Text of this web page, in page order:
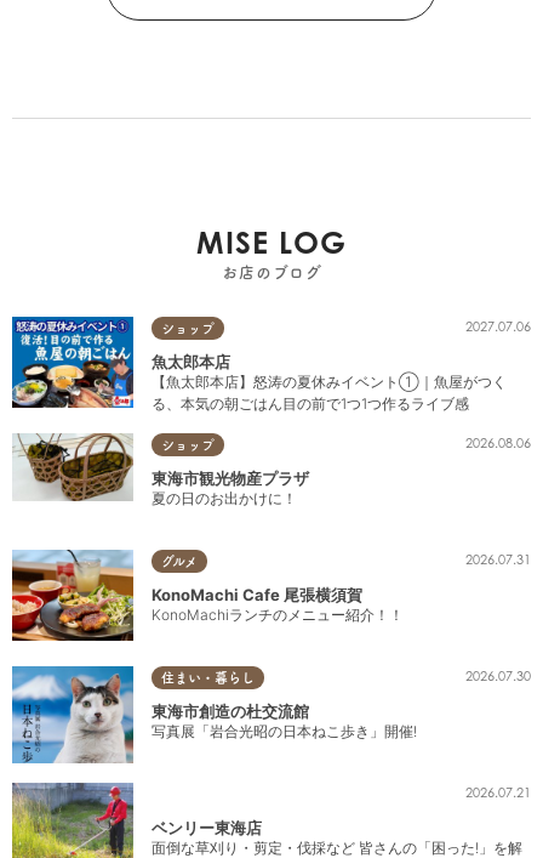
MISE LOG
お店のブログ
ショップ 2027.07.06
魚太郎本店
【魚太郎本店】怒涛の夏休みイベント①｜魚屋がつく
る、本気の朝ごはん目の前で1つ1つ作るライブ感
ショップ 2026.08.06
東海市観光物産プラザ
夏の日のお出かけに！
グルメ 2026.07.31
KonoMachi Cafe 尾張横須賀
KonoMachiランチのメニュー紹介！！
住まい・暮らし 2026.07.30
東海市創造の杜交流館
写真展「岩合光昭の日本ねこ歩き」開催!
2026.07.21
ベンリー東海店
面倒な草刈り・剪定・伐採など 皆さんの「困った!」を解